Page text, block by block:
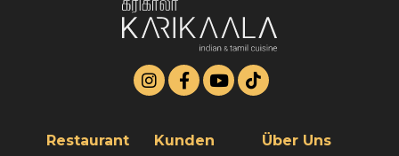
Restaurant Kunden Über Uns